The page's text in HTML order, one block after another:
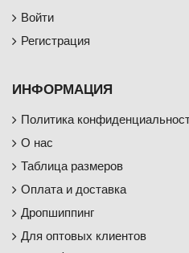
Войти
Регистрация
ИНФОРМАЦИЯ
Политика
О нас
Таблица размеров
Оплата и доставка
Дропшиппинг
Для оптовых клиентов